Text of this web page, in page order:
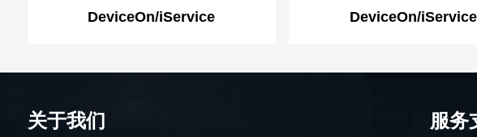
DeviceOn/iService DeviceOn/iService
关于我们 服务